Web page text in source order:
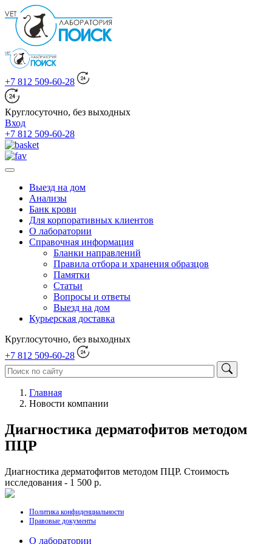
+7 812 509-60-28
Круглосуточно, без выходных
Вход
+7 812 509-60-28
Выезд на дом
Анализы
Банк крови
Для корпоративных клиентов
О лаборатории
Справочная информация
Бланки направлений
Правила отбора и хранения образцов
Памятки
Статьи
Вопросы и ответы
Выезд на дом
Курьерская доставка
Круглосуточно, без выходных
+7 812 509-60-28
Главная
Новости компании
Диагностика дерматофитов методом
ПЦР
Диагностика дерматофитов методом ПЦР. Стоимость
исследования - 1 500 р.
Политика конфиденциальности
Правовые документы
О лаборатории